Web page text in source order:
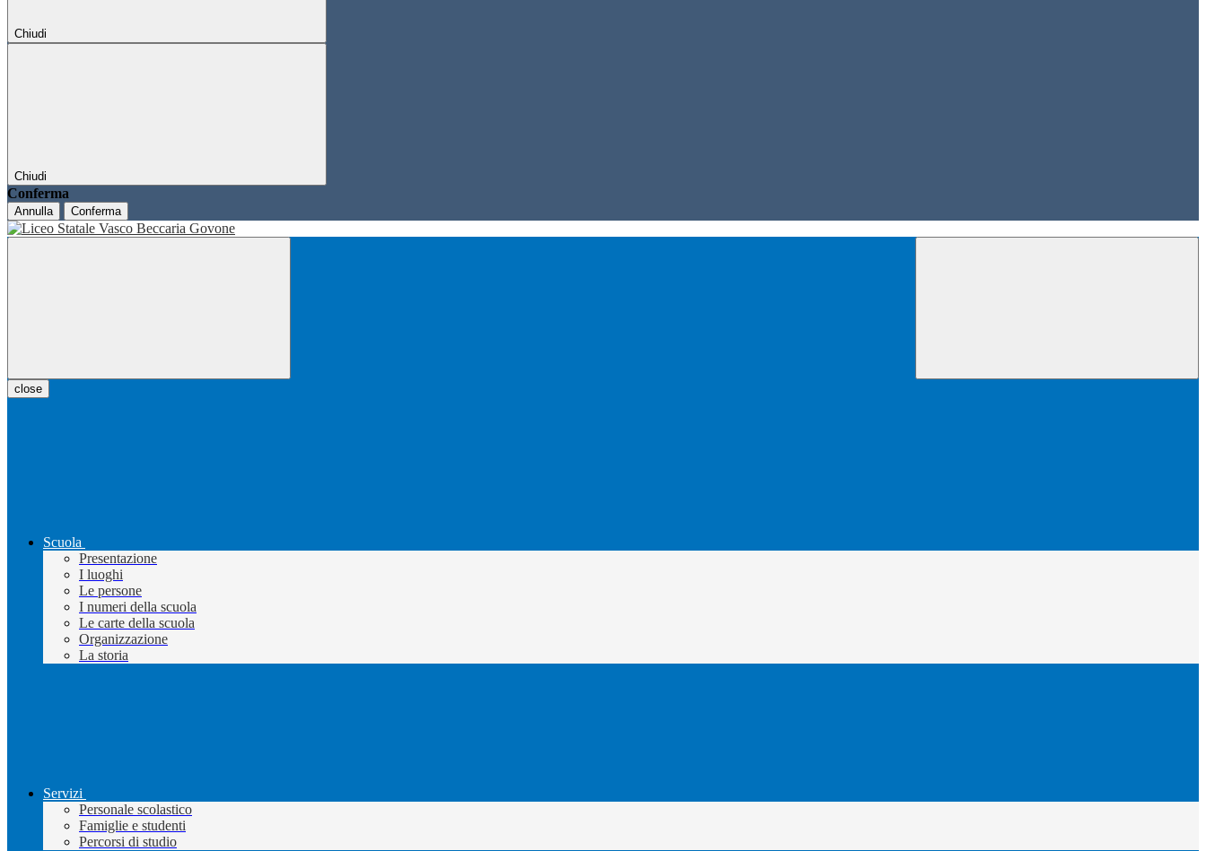
Chiudi
Chiudi
Conferma
Annulla Conferma
close
Scuola
Presentazione
I luoghi
Le persone
I numeri della scuola
Le carte della scuola
Organizzazione
La storia
Servizi
Personale scolastico
Famiglie e studenti
Percorsi di studio